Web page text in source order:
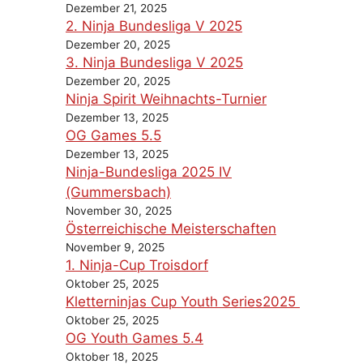
Dezember 21, 2025
2. Ninja Bundesliga V 2025
Dezember 20, 2025
3. Ninja Bundesliga V 2025
Dezember 20, 2025
Ninja Spirit Weihnachts-Turnier
Dezember 13, 2025
OG Games 5.5
Dezember 13, 2025
Ninja-Bundesliga 2025 IV
(Gummersbach)
November 30, 2025
Österreichische Meisterschaften
November 9, 2025
1. Ninja-Cup Troisdorf
Oktober 25, 2025
Kletterninjas Cup Youth Series2025
Oktober 25, 2025
OG Youth Games 5.4
Oktober 18, 2025